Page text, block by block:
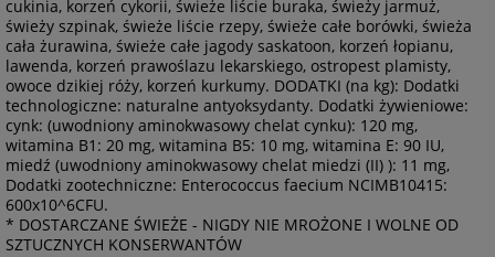
cukinia, korzeń cykorii, świeże liście buraka, świeży jarmuż,
świeży szpinak, świeże liście rzepy, świeże całe borówki, świeża
cała żurawina, świeże całe jagody saskatoon, korzeń łopianu,
lawenda, korzeń prawoślazu lekarskiego, ostropest plamisty,
owoce dzikiej róży, korzeń kurkumy. DODATKI (na kg): Dodatki
technologiczne: naturalne antyoksydanty. Dodatki żywieniowe:
cynk: (uwodniony aminokwasowy chelat cynku): 120 mg,
witamina B1: 20 mg, witamina B5: 10 mg, witamina E: 90 IU,
miedź (uwodniony aminokwasowy chelat miedzi (II) ): 11 mg,
Dodatki zootechniczne: Enterococcus faecium NCIMB10415:
600x10^6CFU.
* DOSTARCZANE ŚWIEŻE - NIGDY NIE MROŻONE I WOLNE OD
SZTUCZNYCH KONSERWANTÓW